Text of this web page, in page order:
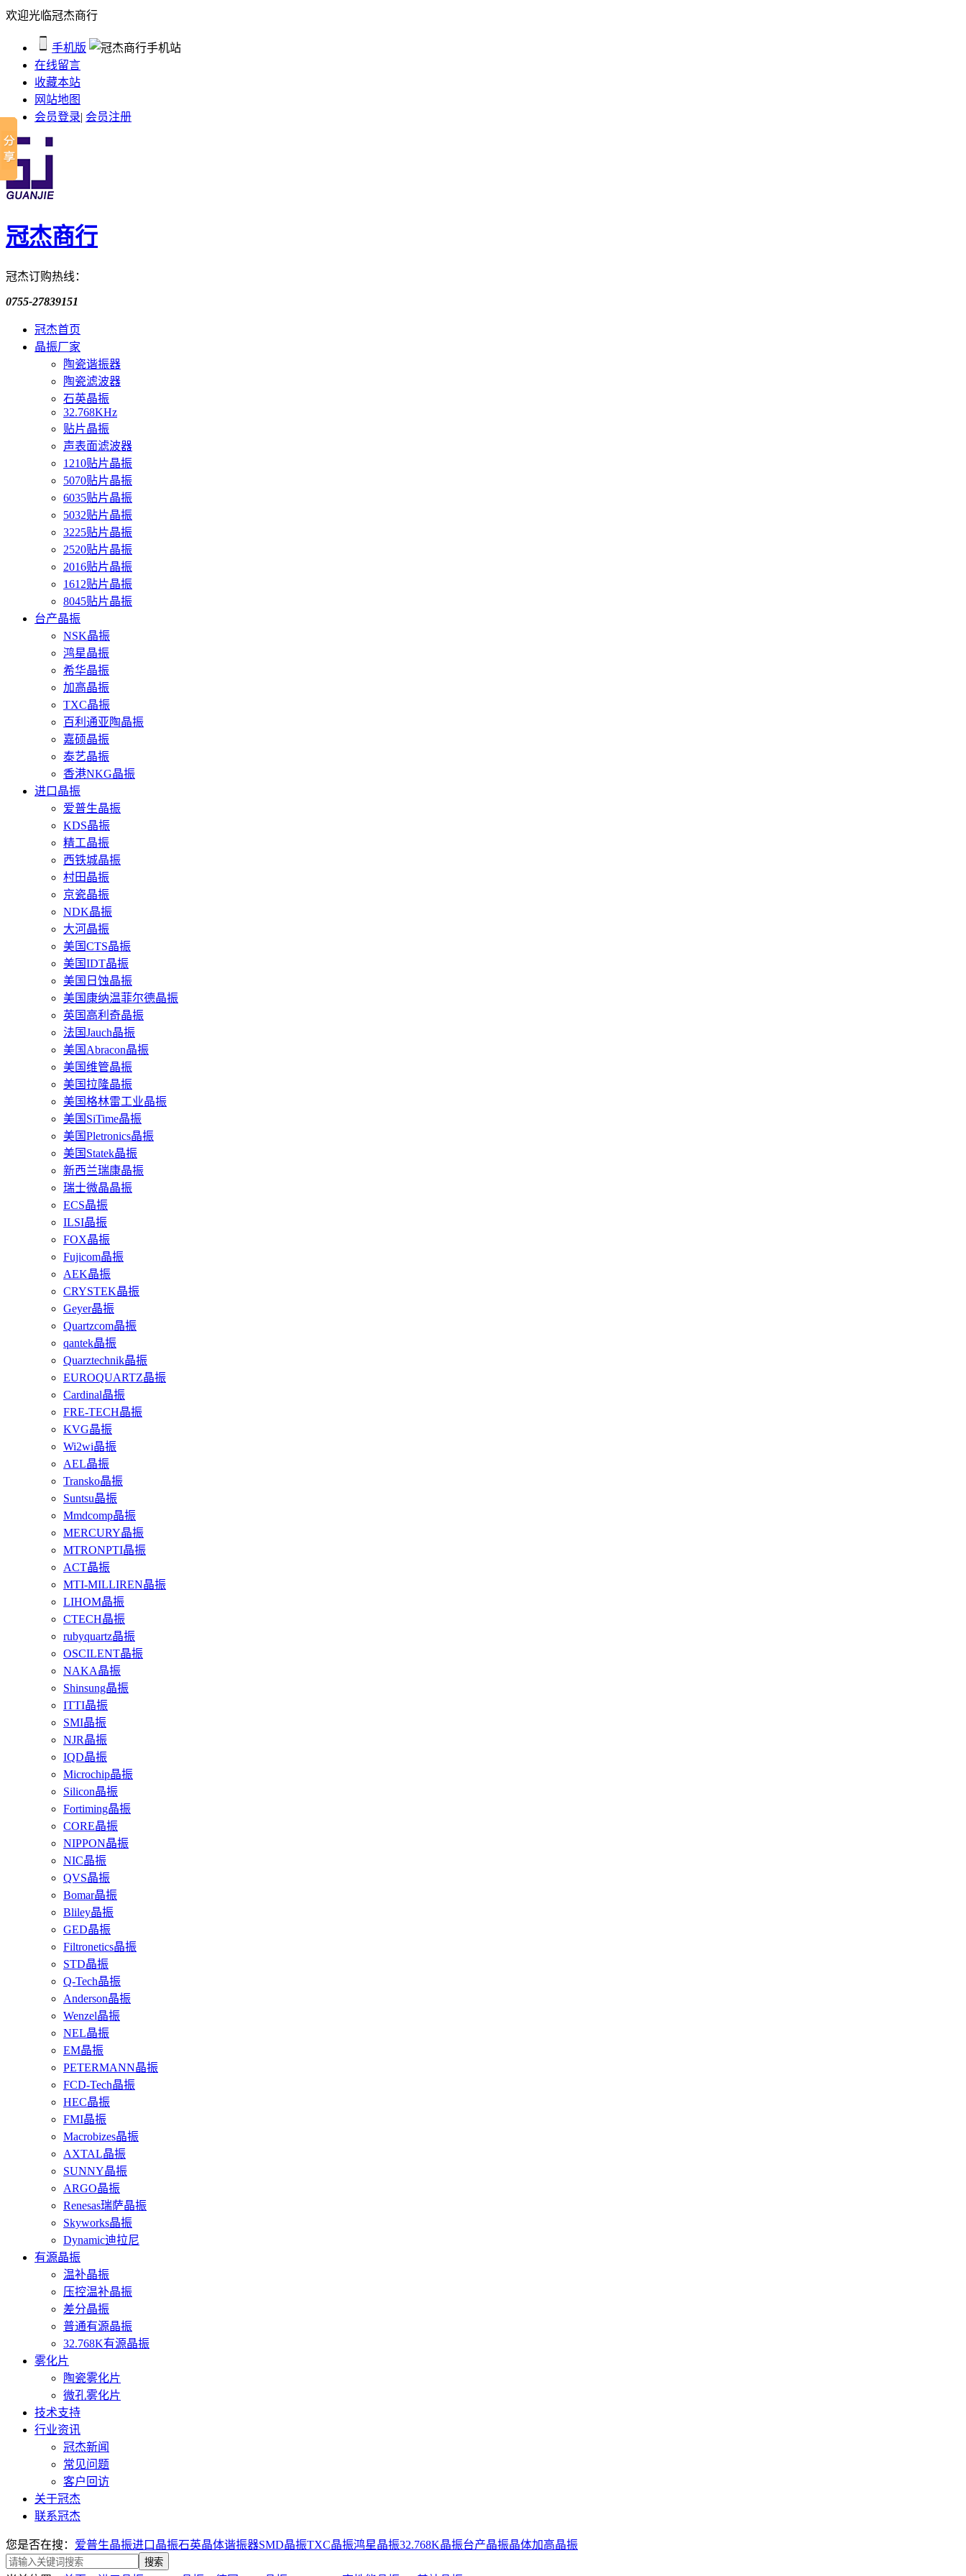
欢迎光临冠杰商行
手机版
在线留言
收藏本站
网站地图
会员登录| 会员注册
冠杰商行
冠杰订购热线：
0755-27839151
冠杰首页
晶振厂家
陶瓷谐振器
陶瓷滤波器
石英晶振
32.768KHz
贴片晶振
声表面滤波器
1210贴片晶振
5070贴片晶振
6035贴片晶振
5032贴片晶振
3225贴片晶振
2520贴片晶振
2016贴片晶振
1612贴片晶振
8045贴片晶振
台产晶振
NSK晶振
鸿星晶振
希华晶振
加高晶振
TXC晶振
百利通亚陶晶振
嘉硕晶振
泰艺晶振
香港NKG晶振
进口晶振
爱普生晶振
KDS晶振
精工晶振
西铁城晶振
村田晶振
京瓷晶振
NDK晶振
大河晶振
美国CTS晶振
美国IDT晶振
美国日蚀晶振
美国康纳温菲尔德晶振
英国高利奇晶振
法国Jauch晶振
美国Abracon晶振
美国维管晶振
美国拉隆晶振
美国格林雷工业晶振
美国SiTime晶振
美国Pletronics晶振
美国Statek晶振
新西兰瑞康晶振
瑞士微晶晶振
ECS晶振
ILSI晶振
FOX晶振
Fujicom晶振
AEK晶振
CRYSTEK晶振
Geyer晶振
Quartzcom晶振
qantek晶振
Quarztechnik晶振
EUROQUARTZ晶振
Cardinal晶振
FRE-TECH晶振
KVG晶振
Wi2wi晶振
AEL晶振
Transko晶振
Suntsu晶振
Mmdcomp晶振
MERCURY晶振
MTRONPTI晶振
ACT晶振
MTI-MILLIREN晶振
LIHOM晶振
CTECH晶振
rubyquartz晶振
OSCILENT晶振
NAKA晶振
Shinsung晶振
ITTI晶振
SMI晶振
NJR晶振
IQD晶振
Microchip晶振
Silicon晶振
Fortiming晶振
CORE晶振
NIPPON晶振
NIC晶振
QVS晶振
Bomar晶振
Bliley晶振
GED晶振
Filtronetics晶振
STD晶振
Q-Tech晶振
Anderson晶振
Wenzel晶振
NEL晶振
EM晶振
PETERMANN晶振
FCD-Tech晶振
HEC晶振
FMI晶振
Macrobizes晶振
AXTAL晶振
SUNNY晶振
ARGO晶振
Renesas瑞萨晶振
Skyworks晶振
Dynamic迪拉尼
有源晶振
温补晶振
压控温补晶振
差分晶振
普通有源晶振
32.768K有源晶振
雾化片
陶瓷雾化片
微孔雾化片
技术支持
行业资讯
冠杰新闻
常见问题
客户回访
关于冠杰
联系冠杰
您是否在搜： 爱普生晶振进口晶振石英晶体谐振器SMD晶振TXC晶振鸿星晶振32.768K晶振台产晶振晶体加高晶振